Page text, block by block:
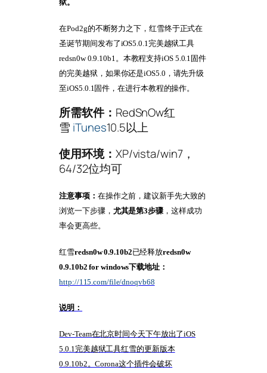
狱。
在Pod2g的不断努力之下，红雪终于正式在
圣诞节期间发布了iOS5.0.1完美越狱工具
redsn0w 0.9.10b1。本教程支持iOS 5.0.1固件
的完美越狱，如果你还是iOS5.0，请先升级
至iOS5.0.1固件，在进行本教程的操作。
所需软件： RedSnOw红
雪 iTunes10.5以上
使用环境： XP/vista/win7，
64/32位均可
注意事项： 在操作之前，建议新手先大致的
浏览一下步骤， 尤其是第3步骤，这样成功
率会更高些。
红雪redsn0w 0.9.10b2已经释放redsn0w
0.9.10b2 for windows下载地址：
http://115.com/file/dnoqvb68
说明：
Dev-Team在北京时间今天下午放出了iOS
5.0.1完美越狱工具红雪的更新版本
0.9.10b2。Corona这个插件会破坏